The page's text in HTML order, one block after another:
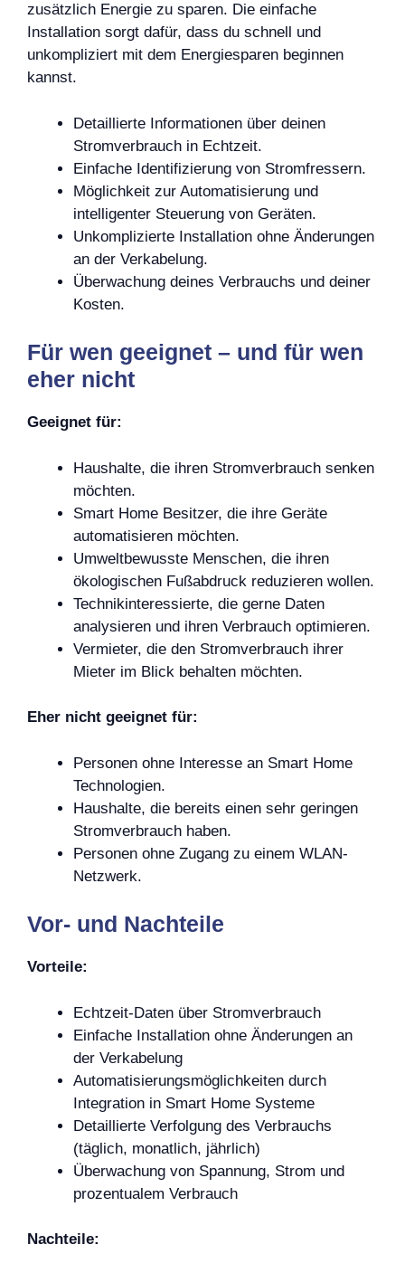
zusätzlich Energie zu sparen. Die einfache
Installation sorgt dafür, dass du schnell und
unkompliziert mit dem Energiesparen beginnen
kannst.
Detaillierte Informationen über deinen
Stromverbrauch in Echtzeit.
Einfache Identifizierung von Stromfressern.
Möglichkeit zur Automatisierung und
intelligenter Steuerung von Geräten.
Unkomplizierte Installation ohne Änderungen
an der Verkabelung.
Überwachung deines Verbrauchs und deiner
Kosten.
Für wen geeignet – und für wen
eher nicht
Geeignet für:
Haushalte, die ihren Stromverbrauch senken
möchten.
Smart Home Besitzer, die ihre Geräte
automatisieren möchten.
Umweltbewusste Menschen, die ihren
ökologischen Fußabdruck reduzieren wollen.
Technikinteressierte, die gerne Daten
analysieren und ihren Verbrauch optimieren.
Vermieter, die den Stromverbrauch ihrer
Mieter im Blick behalten möchten.
Eher nicht geeignet für:
Personen ohne Interesse an Smart Home
Technologien.
Haushalte, die bereits einen sehr geringen
Stromverbrauch haben.
Personen ohne Zugang zu einem WLAN-
Netzwerk.
Vor- und Nachteile
Vorteile:
Echtzeit-Daten über Stromverbrauch
Einfache Installation ohne Änderungen an
der Verkabelung
Automatisierungsmöglichkeiten durch
Integration in Smart Home Systeme
Detaillierte Verfolgung des Verbrauchs
(täglich, monatlich, jährlich)
Überwachung von Spannung, Strom und
prozentualem Verbrauch
Nachteile: